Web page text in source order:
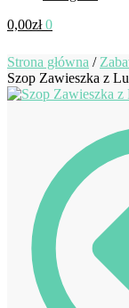
0,00zł 0
Strona główna /
Szop Zawieszka z